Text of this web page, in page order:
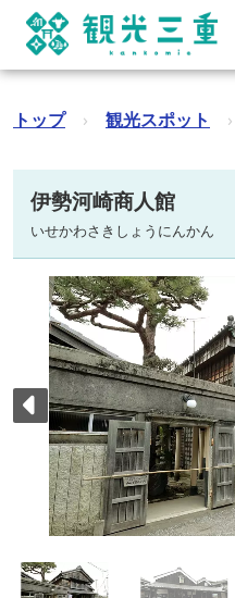
トップ › 観光スポット ›
伊勢河崎商人館
いせかわさきしょうにんかん